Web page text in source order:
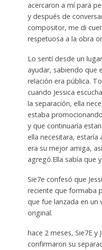
acercaron a mí para
y después de
compositor, me di
respetuosa a la obra
Lo sentí desde un
ayudar, sabiendo que
relación era pública.
cuando Jessica
la separación, ella
estaba
y que continuaría
ella necesitara, estaría
era su mejor amiga,
agregó.Ella sabía que
Sie7e confesó que
reciente que formaba
que fue lanzada en un
original.
hace 2 meses, Sie7E y
confirmaron su